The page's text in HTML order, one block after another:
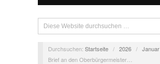
Durchsuchen: Startseite / 2026 / Januar
Brief an den Oberbürgermeister…